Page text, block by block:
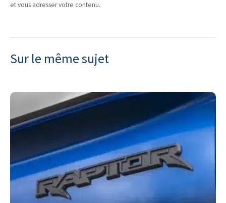
et vous adresser votre contenu.
Sur le même sujet